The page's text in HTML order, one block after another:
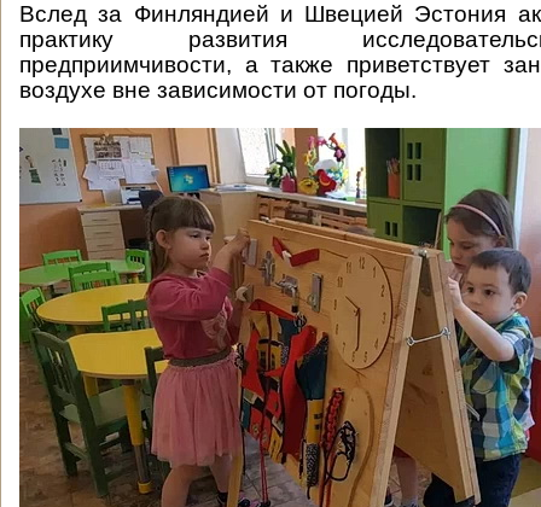
Вслед за Финляндией и Швецией Эстония
практику развития
предприимчивости, а также приветствует
воздухе вне зависимости от погоды.